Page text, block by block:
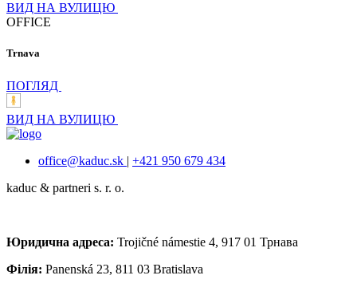
ВИД НА ВУЛИЦЮ
OFFICE
Trnava
ПОГЛЯД
ВИД НА ВУЛИЦЮ
office@kaduc.sk | +421 950 679 434
kaduc & partneri s. r. о.
Юридична адреса: Trojičné námestie 4, 917 01 Трнава
Філія: Panenská 23, 811 03 Bratislava